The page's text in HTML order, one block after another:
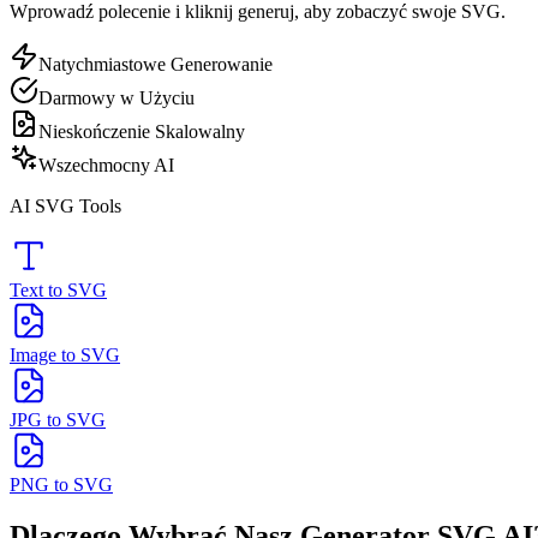
Wprowadź polecenie i kliknij generuj, aby zobaczyć swoje SVG.
Natychmiastowe Generowanie
Darmowy w Użyciu
Nieskończenie Skalowalny
Wszechmocny AI
AI SVG Tools
Text to SVG
Image to SVG
JPG to SVG
PNG to SVG